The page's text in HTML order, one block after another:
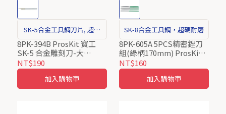
SK-5合金工具鋼刀片, 超銳
利、壽命特長
8PK-394B ProsKit 寶工
SK-5 合金雕刻刀-大
(Φ11mm)
NT$190
加入購物車
SK-8合金工具鋼，超硬耐磨
8PK-605A 5PCS精密銼刀
組(綠柄170mm) ProsKit
寶工
NT$160
加入購物車